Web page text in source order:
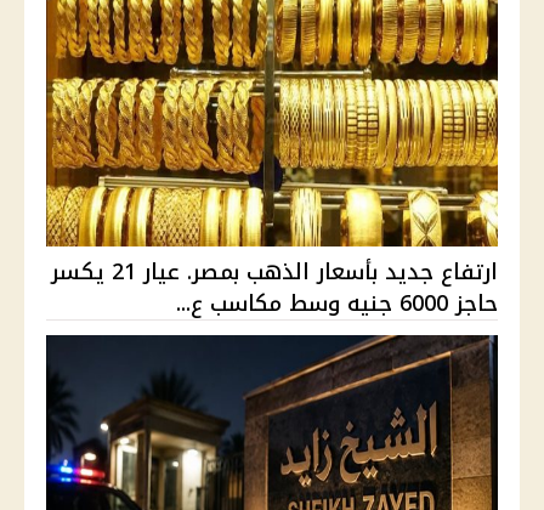
ارتفاع جديد بأسعار الذهب بمصر. عيار 21 يكسر
حاجز 6000 جنيه وسط مكاسب ع...